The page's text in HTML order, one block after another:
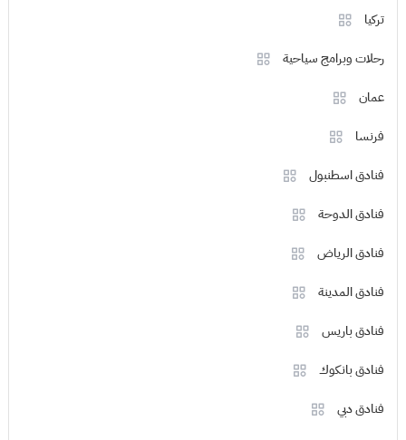
تركيا
رحلات وبرامج سياحية
عمان
فرنسا
فنادق اسطنبول
فنادق الدوحة
فنادق الرياض
فنادق المدينة
فنادق باريس
فنادق بانكوك
فنادق دبي